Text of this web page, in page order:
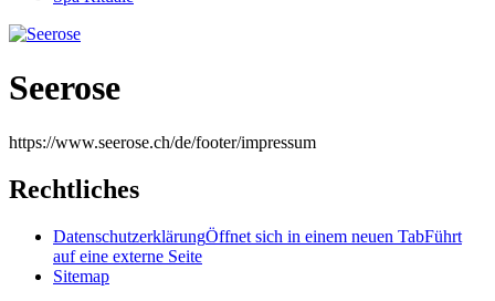
Seerose
https://www.seerose.ch/de/footer/impressum
Rechtliches
DatenschutzerklärungÖffnet sich in einem neuen TabFührt
auf eine externe Seite
Sitemap